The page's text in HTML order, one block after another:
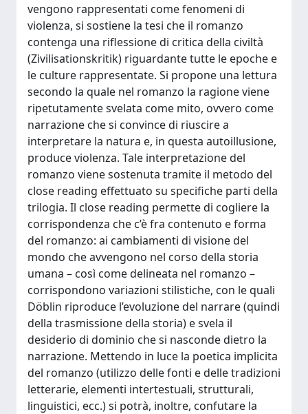
vengono rappresentati come fenomeni di
violenza, si sostiene la tesi che il romanzo
contenga una riflessione di critica della civiltà
(Zivilisationskritik) riguardante tutte le epoche e
le culture rappresentate. Si propone una lettura
secondo la quale nel romanzo la ragione viene
ripetutamente svelata come mito, ovvero come
narrazione che si convince di riuscire a
interpretare la natura e, in questa autoillusione,
produce violenza. Tale interpretazione del
romanzo viene sostenuta tramite il metodo del
close reading effettuato su specifiche parti della
trilogia. Il close reading permette di cogliere la
corrispondenza che c’è fra contenuto e forma
del romanzo: ai cambiamenti di visione del
mondo che avvengono nel corso della storia
umana – così come delineata nel romanzo –
corrispondono variazioni stilistiche, con le quali
Döblin riproduce l’evoluzione del narrare (quindi
della trasmissione della storia) e svela il
desiderio di dominio che si nasconde dietro la
narrazione. Mettendo in luce la poetica implicita
del romanzo (utilizzo delle fonti e delle tradizioni
letterarie, elementi intertestuali, strutturali,
linguistici, ecc.) si potrà, inoltre, confutare la